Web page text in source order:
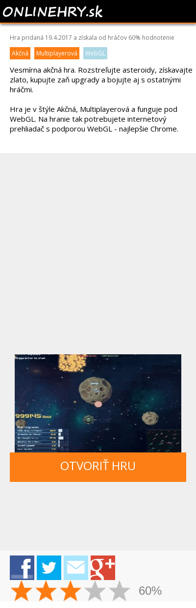
ASTROE.IO
Hra pridaná 19.4.2017 a získala od hráčov 60% hodnotenie
Akčná
Multiplayerová WebGL
Vesmírna akčná hra. Rozstreľujte asteroidy, získavajte
zlato, kupujte zaň upgrady a bojujte aj s ostatnými
hráčmi.
Hra je v štýle Akčná, Multiplayerová a funguje pod
WebGL. Na hranie tak potrebujete internetový
prehliadač s podporou WebGL - najlepšie Chrome.
OTVORIŤ HRU
60%